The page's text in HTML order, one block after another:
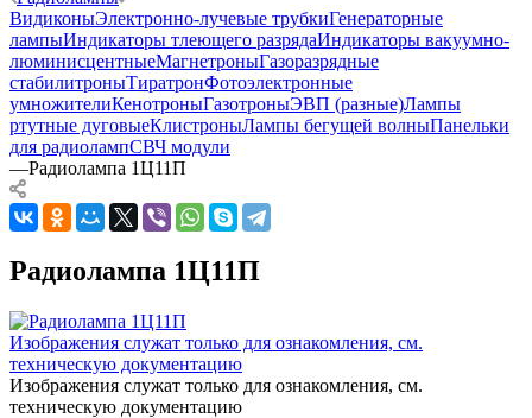
ВидиконыЭлектронно-лучевые трубкиГенераторные
лампыИндикаторы тлеющего разрядаИндикаторы вакуумно-
люминисцентныеМагнетроныГазоразрядные
стабилитроныТиратронФотоэлектронные
умножителиКенотроныГазотроныЭВП (разные)Лампы
ртутные дуговыеКлистроныЛампы бегущей волныПанельки
для радиолампСВЧ модули
—Радиолампа 1Ц11П
Радиолампа 1Ц11П
Изображения служат только для ознакомления, см.
техническую документацию
Изображения служат только для ознакомления, см.
техническую документацию